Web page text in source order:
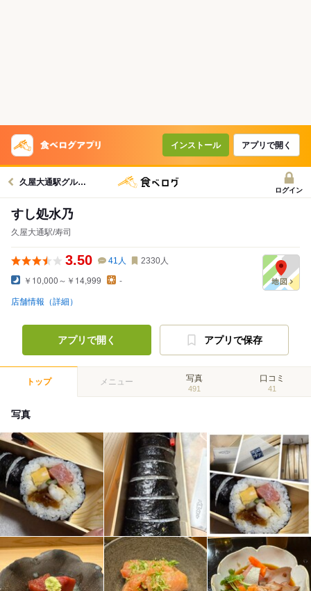
インストール アプリで開く
久屋大通駅グルメへ
ログイン
すし処水乃
久屋大通駅/寿司
3.50 41 人 2330人
￥10,000～￥14,999 -
店舗情報（詳細）
アプリで開く アプリで保存
トップ メニュー 写真
491
口コミ
41
写真